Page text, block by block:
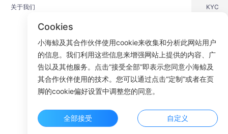
关于我们
KYC
ROOM
Cookies
小海鲸及其合作伙伴使用cookie来收集和分析此网站用户
的信息。我们利用这些信息来增强网站上提供的内容、广
告以及其他服务。点击“接受全部”即表示您同意小海鲸及
其合作伙伴使用的技术。您可以通过点击“定制”或者在页
脚的cookie偏好设置中调整您的同意。
全部接受 自定义